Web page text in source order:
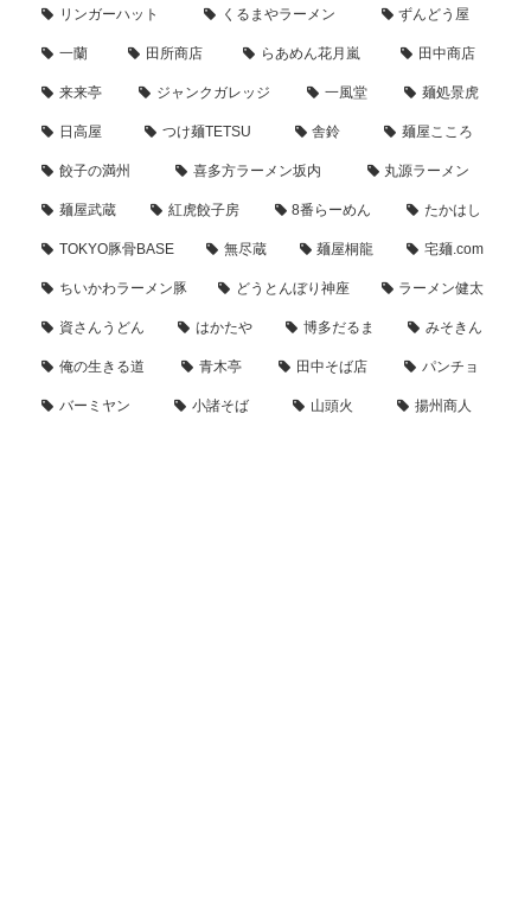
リンガーハット くるまやラーメン ずんどう屋
一蘭 田所商店 らあめん花月嵐 田中商店
来来亭 ジャンクガレッジ 一風堂 麺処景虎
日高屋 つけ麺TETSU 舎鈴 麺屋こころ
餃子の満州 喜多方ラーメン坂内 丸源ラーメン
麺屋武蔵 紅虎餃子房 8番らーめん たかはし
TOKYO豚骨BASE 無尽蔵 麺屋桐龍 宅麺.com
ちいかわラーメン豚 どうとんぼり神座 ラーメン健太
資さんうどん はかたや 博多だるま みそきん
俺の生きる道 青木亭 田中そば店 パンチョ
バーミヤン 小諸そば 山頭火 揚州商人